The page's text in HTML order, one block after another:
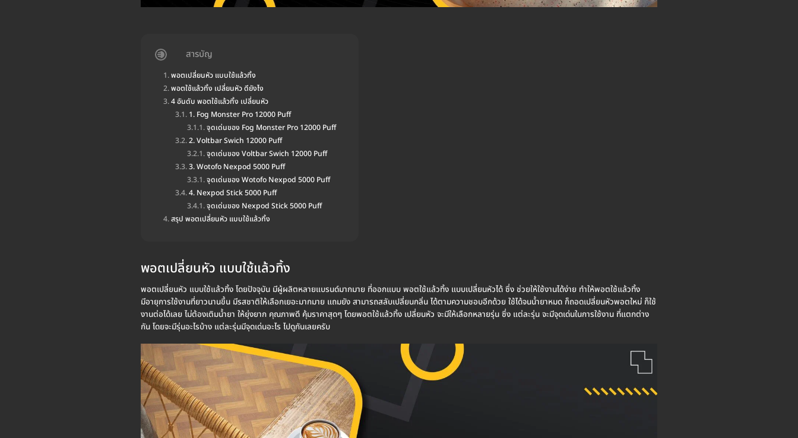
สารบัญ
พอตเปลี่ยนหัว แบบใช้แล้วทิ้ง
พอตใช้แล้วทิ้ง เปลี่ยนหัว ดียังไง
4 อันดับ พอตใช้แล้วทิ้ง เปลี่ยนหัว
1. Fog Monster Pro 12000 Puff
จุดเด่นของ Fog Monster Pro 12000 Puff
2. Voltbar Swich 12000 Puff
จุดเด่นของ Voltbar Swich 12000 Puff
3. Wotofo Nexpod 5000 Puff
จุดเด่นของ Wotofo Nexpod 5000 Puff
4. Nexpod Stick 5000 Puff
จุดเด่นของ Nexpod Stick 5000 Puff
สรุป พอตเปลี่ยนหัว แบบใช้แล้วทิ้ง
พอตเปลี่ยนหัว แบบใช้แล้วทิ้ง
พอตเปลี่ยนหัว แบบใช้แล้วทิ้ง โดยปัจจุบัน มีผู้ผลิตหลายแบรนด์มากมาย ที่ออกแบบ พอตใช้แล้วทิ้ง แบบเปลี่ยนหัวได้ ซึ่ง ช่วยให้ใช้งานได้ง่าย ทำให้พอตใช้แล้วทิ้ง
มีอายุการใช้งานที่ยาวนานขึ้น มีรสชาติให้เลือกเยอะมากมาย แถมยัง สามารถสลับเปลี่ยนกลิ่น ได้ตามความชอบอีกด้วย ใช้ได้จนน้ำยาหมด ก็ถอดเปลี่ยนหัวพอตใหม่ ก็ใช้
งานต่อได้เลย ไม่ต้องเติมน้ำยา ให้ยุ่งยาก คุณภาพดี คุ้มราคาสุดๆ โดยพอตใช้แล้วทิ้ง เปลี่ยนหัว จะมีให้เลือกหลายรุ่น ซึ่ง แต่ละรุ่น จะมีจุดเด่นในการใช้งาน ที่แตกต่าง
กัน โดยจะมีรุ่นอะไรบ้าง แต่ละรุ่นมีจุดเด่นอะไร ไปดูกันเลยครับ